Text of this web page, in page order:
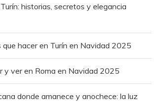
historias, secretos y elegancia
que hacer en Turín en Navidad 2025
y ver en Roma en Navidad 2025
donde amanece y anochece: la luz